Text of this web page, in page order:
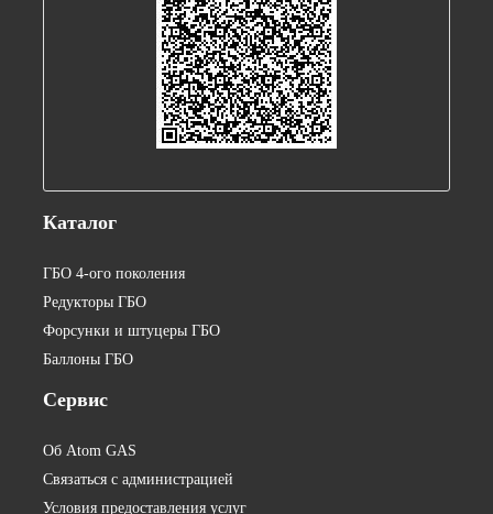
Каталог
ГБО 4-ого поколения
Редукторы ГБО
Форсунки и штуцеры ГБО
Баллоны ГБО
Сервис
Об Atom GAS
Связаться с администрацией
Условия предоставления услуг